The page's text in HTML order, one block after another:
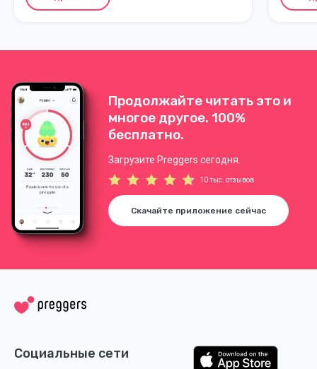
Продолжайте читать это и
многое другое. 100%
бесплатно.
Загрузите Preggers сегодня.
10 тыс. отзывов
Скачайте приложение сейчас
Социальные сети